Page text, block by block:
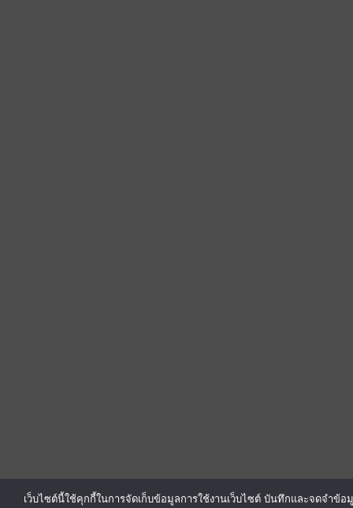
เว็บไซต์นี้ใช้คุกกี้ในการจัดเก็บข้อมูลการใช้งานเว็บไซต์ บันทึกและจดจำข้อ